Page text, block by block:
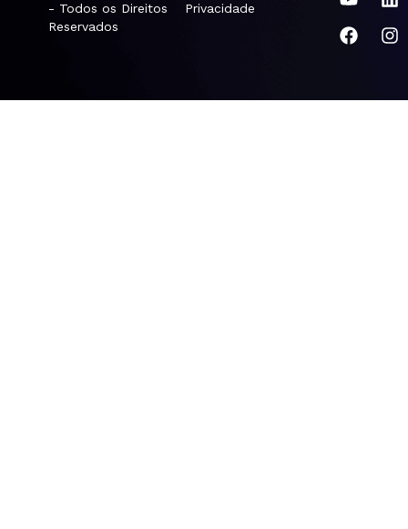
- Todos os Direitos
Reservados
Privacidade